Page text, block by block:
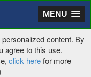
MENU
content. By
agree to this use.
click herefor more